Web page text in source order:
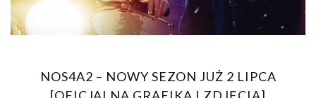
NOS4A2 – NOWY SEZON JUŻ 2 LIPCA